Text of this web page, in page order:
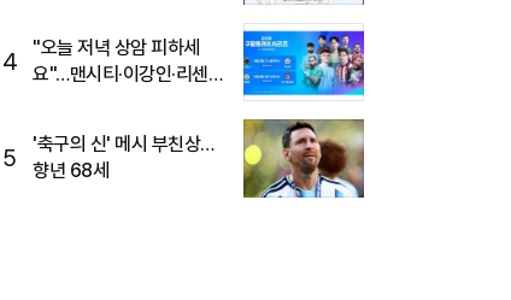
4
"오늘 저녁 상암 피하세
요"…맨시티·이강인·리센느
5
'축구의 신' 메시 부친상…
향년 68세